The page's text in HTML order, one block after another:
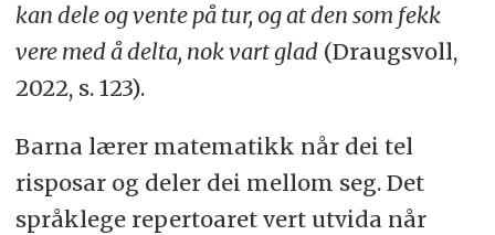
kan dele og vente på tur, og at den som fekk
vere med å delta, nok vart glad(Draugsvoll,
2022, s. 123).
Barna lærer matematikk når dei tel
risposar og deler dei mellom seg. Det
språklege repertoaret vert utvida når